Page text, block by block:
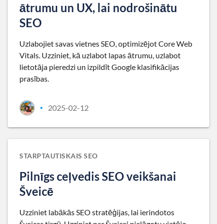
ātrumu un UX, lai nodrošinātu
SEO
Uzlabojiet savas vietnes SEO, optimizējot Core Web
Vitals. Uzziniet, kā uzlabot lapas ātrumu, uzlabot
lietotāja pieredzi un izpildīt Google klasifikācijas
prasības.
• 2025-02-12
STARPTAUTISKAIS SEO
Pilnīgs ceļvedis SEO veikšanai
Šveicē
Uzziniet labākās SEO stratēģijas, lai ierindotos